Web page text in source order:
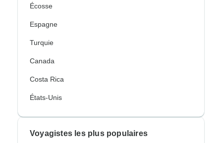
Écosse
Espagne
Turquie
Canada
Costa Rica
États-Unis
Voyagistes les plus populaires